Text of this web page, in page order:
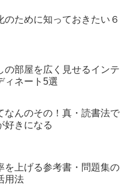
のために知っておきたい６
の部屋を広く見せるインテ
ィネート5選
なんのその！真・読書法で
好きになる
を上げる参考書・問題集の
用法